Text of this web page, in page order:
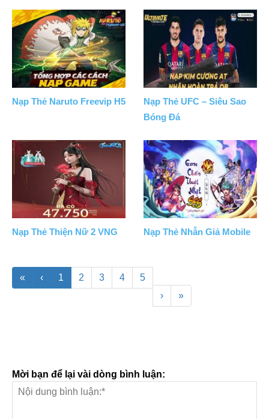
Nạp Thẻ Naruto Freevip H5
Nạp Thẻ UFC – Siêu Sao
Bóng Đá
Nạp Thẻ Thiện Nữ 2 VNG Nạp Thẻ Nhẫn Giả Mobile
« ‹ 1 2 3 4
5
›
»
Mời bạn để lại vài dòng bình luận: